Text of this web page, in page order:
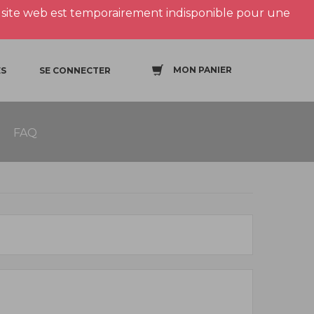
web est temporairement indisponible pour une
SE CONNECTER MON PANIER
FAQ